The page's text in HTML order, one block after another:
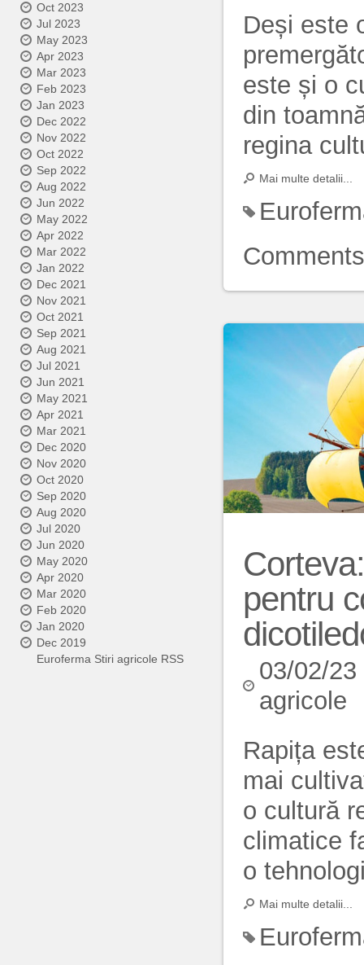
Oct 2023
Jul 2023
May 2023
Apr 2023
Mar 2023
Feb 2023
Jan 2023
Dec 2022
Nov 2022
Oct 2022
Sep 2022
Aug 2022
Jun 2022
May 2022
Apr 2022
Mar 2022
Jan 2022
Dec 2021
Nov 2021
Oct 2021
Sep 2021
Aug 2021
Jul 2021
Jun 2021
May 2021
Apr 2021
Mar 2021
Dec 2020
Nov 2020
Oct 2020
Sep 2020
Aug 2020
Jul 2020
Jun 2020
May 2020
Apr 2020
Mar 2020
Feb 2020
Jan 2020
Dec 2019
Euroferma Stiri agricole RSS
Deși este
este și o
din
regina
Mai multe detalii...
Comments
pentru
03/02/
agricole
Rapița
mai
o cultură
climatice
o
Mai multe detalii...